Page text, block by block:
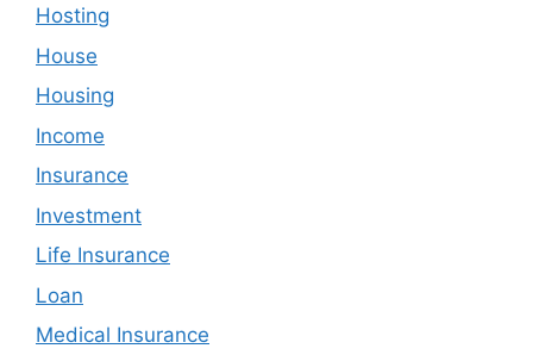
Hosting
House
Housing
Income
Insurance
Investment
Life Insurance
Loan
Medical Insurance